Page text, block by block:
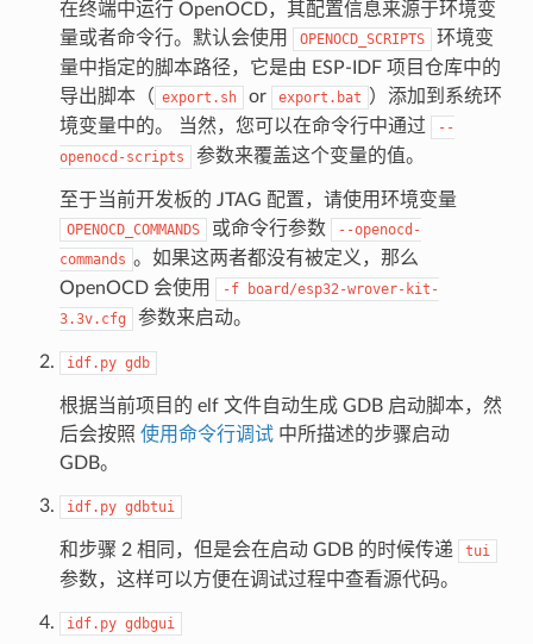
在终端中运行 OpenOCD，其配置信息来源于环境变
量或者命令行。默认会使用
OPENOCD_SCRIPTS
环境变
量中指定的脚本路径，它是由 ESP-IDF 项目仓库中的
导出脚本（ export.sh or export.bat
）添加到系统环
境变量中的。 当然，您可以在命令行中通过
--
openocd-scripts
参数来覆盖这个变量的值。
至于当前开发板的 JTAG 配置，请使用环境变量
OPENOCD_COMMANDS 或命令行参数
--openocd-
commands 。如果这两者都没有被定义，那么
OpenOCD 会使用
-f
board/esp32-wrover-kit-
3.3v.cfg
参数来启动。
idf.py gdb
根据当前项目的 elf 文件自动生成 GDB 启动脚本，然
后会按照 使用命令行调试中所描述的步骤启动
GDB。
idf.py gdbtui
和步骤 2 相同，但是会在启动 GDB 的时候传递 tui
参数，这样可以方便在调试过程中查看源代码。
idf.py gdbgui